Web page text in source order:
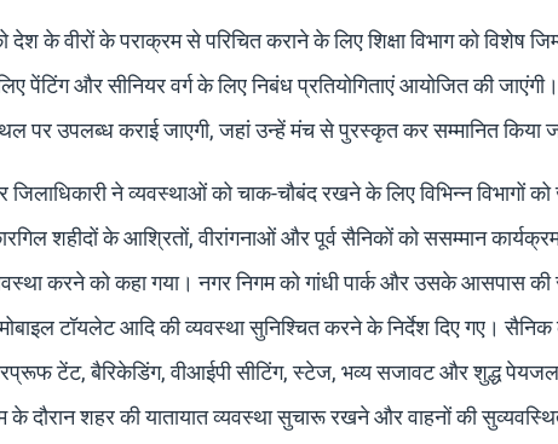
देश के वीरों के पराक्रम से परिचित कराने के लिए शिक्षा विभाग को विशेष
पेंटिंग और सीनियर वर्ग के लिए निबंध प्रतियोगिताएं आयोजित की
पर उपलब्ध कराई जाएगी, जहां उन्हें मंच से पुरस्कृत कर सम्मानित किया
ने व्यवस्थाओं को चाक-चौबंद रखने के लिए विभिन्न विभागों
शहीदों के आश्रितों, वीरांगनाओं और पूर्व सैनिकों को ससम्मान
करने को कहा गया। नगर निगम को गांधी पार्क और उसके आसपास की
टॉयलेट आदि की व्यवस्था सुनिश्चित करने के निर्देश दिए गए।
टेंट, बैरिकेडिंग, वीआईपी सीटिंग, स्टेज, भव्य सजावट और शुद्ध
के दौरान शहर की यातायात व्यवस्था सुचारू रखने और वाहनों की